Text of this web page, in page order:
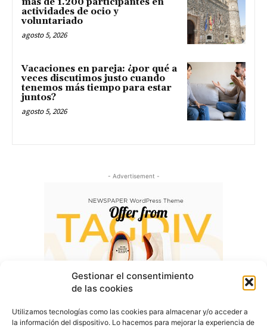
Gestionar el consentimiento
de las cookies
Utilizamos tecnologías como las cookies para almacenar y/o acceder a
la información del dispositivo. Lo hacemos para mejorar la experiencia de
más de 1.200 participantes en
actividades de ocio y
voluntariado
agosto 5, 2026
Vacaciones en pareja: ¿por qué a
veces discutimos justo cuando
tenemos más tiempo para estar
juntos?
agosto 5, 2026
- Advertisement -